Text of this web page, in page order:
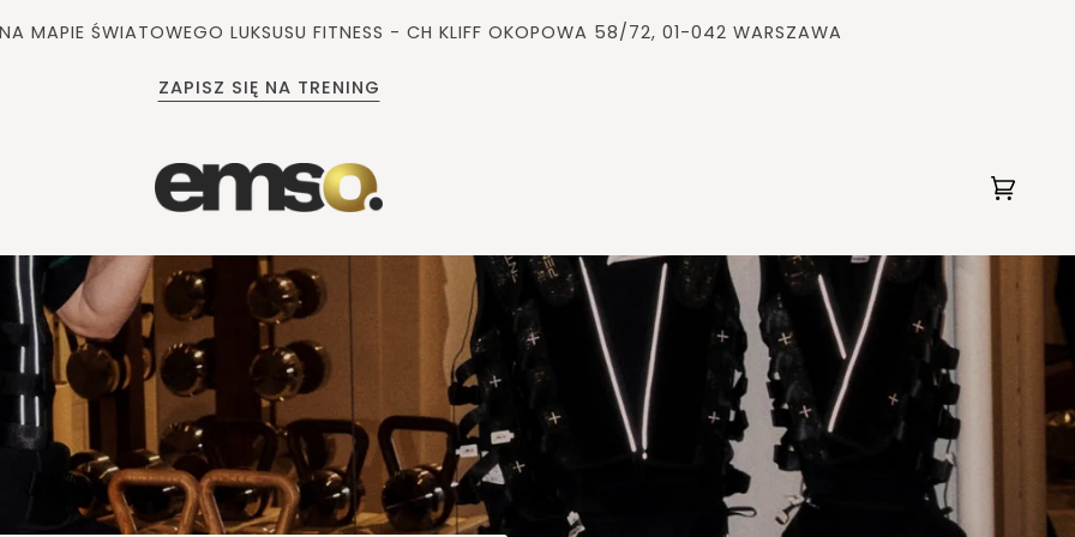
MAPIE ŚWIATOWEGO LUKSUSU FITNESS - CH KLIFF OKOPOWA 58/72, 01-042 WARSZAWA
ZAPISZ SIĘ NA TRENING
Koszyk
(0)